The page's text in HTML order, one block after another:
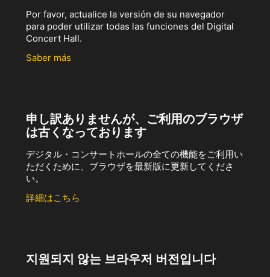
Por favor, actualice la versión de su navegador
para poder utilizar todas las funciones del Digital
Concert Hall.
Saber más
申し訳ありませんが、ご利用のブラウザ
は古くなっております
デジタル・コンサートホールの全ての機能をご利用い
ただくために、ブラウザを最新版に更新してくださ
い。
詳細はこちら
지원되지 않는 브라우저 버전입니다